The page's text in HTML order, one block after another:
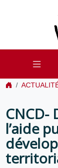
CNCD-
l’aide